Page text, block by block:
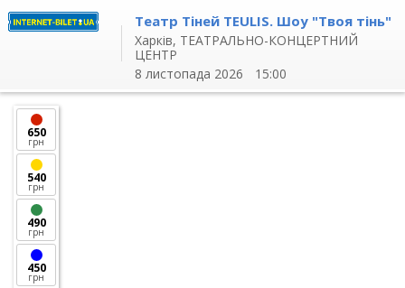
Театр Тіней TEULIS. Шоу "Твоя тінь"
Харків, ТЕАТРАЛЬНО-КОНЦЕРТНИЙ
ЦЕНТР
8 листопада 2026
15:00
650
грн
540
грн
490
грн
450
грн